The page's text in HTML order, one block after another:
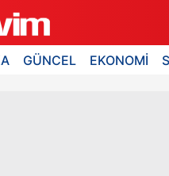
GÜNCEL EKONOMİ